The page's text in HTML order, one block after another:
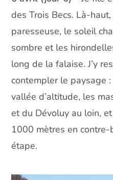
des Trois Becs. Là-
paresseuse, le soleil
sombre et les
long de la falaise. J’y
contempler le paysage
vallée d’altitude, les
et du Dévoluy au loin,
1000 mètres en
étape.